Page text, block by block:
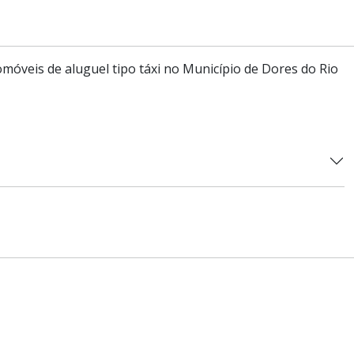
de aluguel tipo táxi no Município de Dores do Rio